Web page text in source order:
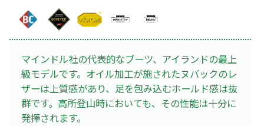
マインドル社の代表的なブーツ、アイランドの最上
級モデルです。オイル加工が施されたヌバックのレ
ザーは上質感があり、足を包み込むホールド感は抜
群です。高所登山時においても、その性能は十分に
発揮されます。